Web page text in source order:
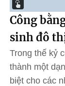
Công
sinh đô
Trong thế kỷ
thành một
biệt cho các